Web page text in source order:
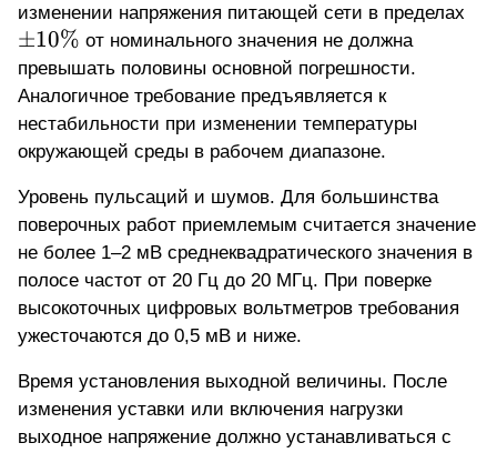
изменении напряжения питающей сети в пределах
±10% от номинального значения не должна
превышать половины основной погрешности.
Аналогичное требование предъявляется к
нестабильности при изменении температуры
окружающей среды в рабочем диапазоне.
Уровень пульсаций и шумов. Для большинства
поверочных работ приемлемым считается значение
не более 1–2 мВ среднеквадратического значения в
полосе частот от 20 Гц до 20 МГц. При поверке
высокоточных цифровых вольтметров требования
ужесточаются до 0,5 мВ и ниже.
Время установления выходной величины. После
изменения уставки или включения нагрузки
выходное напряжение должно устанавливаться с